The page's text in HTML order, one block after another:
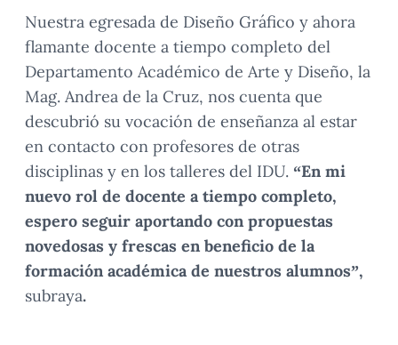
Nuestra egresada de Diseño Gráfico y ahora
flamante docente a tiempo completo del
Departamento Académico de Arte y Diseño, la
Mag. Andrea de la Cruz, nos cuenta que
descubrió su vocación de enseñanza al estar
en contacto con profesores de otras
disciplinas y en los talleres del IDU. “En mi
nuevo rol de docente a tiempo completo,
espero seguir aportando con propuestas
novedosas y frescas en beneficio de la
formación académica de nuestros alumnos”,
subraya.